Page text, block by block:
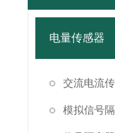
电量传感器
交流电流
模拟信号